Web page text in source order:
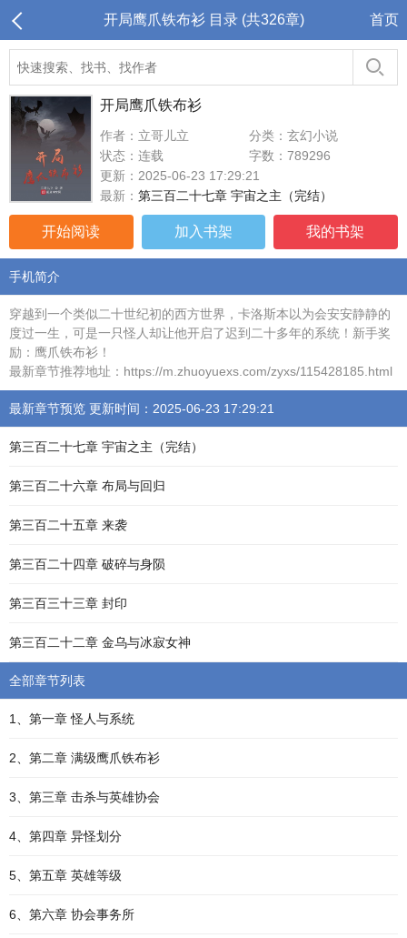
开局鹰爪铁布衫 目录 (共326章) 首页
开局鹰爪铁布衫
作者：立哥儿立
分类：玄幻小说
状态：连载
字数：789296
更新：2025-06-23 17:29:21
最新： 第三百二十七章 宇宙之主（完结）
开始阅读 加入书架 我的书架
手机简介
穿越到一个类似二十世纪初的西方世界，卡洛斯本以为会安安静静的
度过一生，可是一只怪人却让他开启了迟到二十多年的系统！新手奖
励：鹰爪铁布衫！
最新章节推荐地址：https://m.zhuoyuexs.com/zyxs/115428185.html
最新章节预览 更新时间：2025-06-23 17:29:21
第三百二十七章 宇宙之主（完结）
第三百二十六章 布局与回归
第三百二十五章 来袭
第三百二十四章 破碎与身陨
第三百三十三章 封印
第三百二十二章 金乌与冰寂女神
全部章节列表
1、第一章 怪人与系统
2、第二章 满级鹰爪铁布衫
3、第三章 击杀与英雄协会
4、第四章 异怪划分
5、第五章 英雄等级
6、第六章 协会事务所